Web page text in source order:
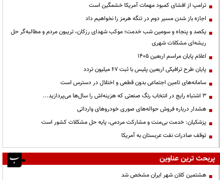
ترامپ از افشای کمبود مهمات آمریکا خشمگین است
اجازه باز شدن مسیر دوم در تنگه هرمز را نخواهیم داد
یکصد و پنجاه و سومین شب خدمت؛ موکب شهدای رزکان، تریبون مردم و مطالبه‌گر حل
ریشه‌ای مشکلات شهری
اعلام پایان مراسم اربعین ۱۴۰۵
پایان طرح ترافیکی اربعین پلیس با ثبت ۶۷ میلیون تردد
سامانه‌های تامین اجتماعی بدون قطعی و اختلال در دسترس است
3 اشتباه رایج در انتخاب رنگ صنعتی که هزینه‌اش را سال‌ها می‌پردازید...
هشدار درباره فروش حواله‌های صوری خودروهای وارداتی
پزشکیان: خدمت بی‌منت و مشارکت مردمی، پایه حل مشکلات کشور است
توقف صادرات نفت عربستان به آمریکا
پربحث ترین عناوین
هشتمین کلان شهر ایران مشخص شد